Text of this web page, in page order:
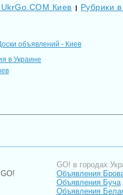
Киев | Рубрики
объявлений - Киев
в Украине
GO! в городах
Объявления
Объявления Буча
Объявления